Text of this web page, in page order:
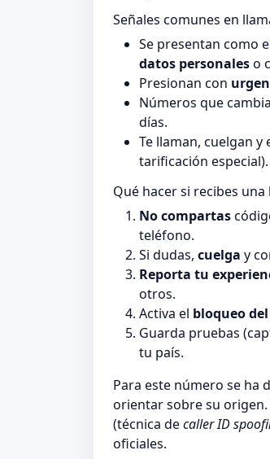
Señales comunes en
Se presentan como
datos personaleso
Presionan con
Números que
días.
Te llaman, cuelgan
tarificación especial).
Qué hacer si recibes
No compartas
teléfono.
Si dudas, cuelga y
Reporta tu
otros.
Activa el bloqueo
Guarda pruebas
tu país.
Para este número se ha
orientar sobre su origen.
(técnica decaller ID
oficiales.